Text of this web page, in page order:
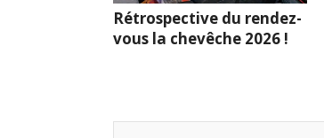
Rétrospective du rendez-
vous la chevêche 2026 !